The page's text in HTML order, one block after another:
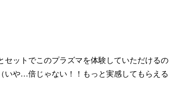
ットでこのプラズマを体験していただけるの
いや…倍じゃない！！もっと実感してもらえる